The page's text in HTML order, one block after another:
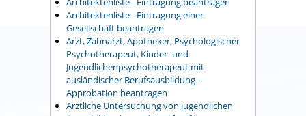
Architektenliste - Eintragung einer
Gesellschaft beantragen
Arzt, Zahnarzt, Apotheker, Psychologischer
Psychotherapeut, Kinder- und
Jugendlichenpsychotherapeut mit
ausländischer Berufsausbildung –
Approbation beantragen
Ärztliche Untersuchung von jugendlichen